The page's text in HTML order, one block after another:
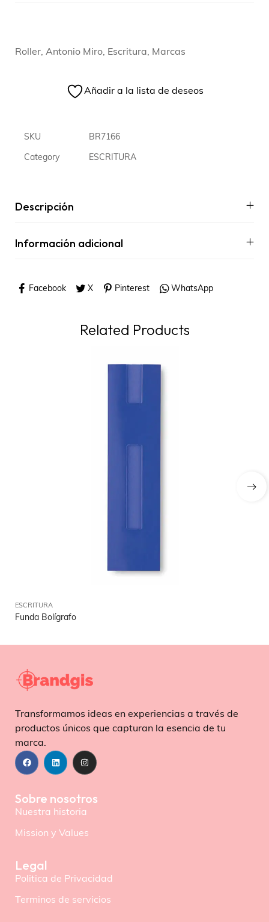
Roller, Antonio Miro, Escritura, Marcas
Añadir a la lista de deseos
SKU BR7166
Category ESCRITURA
Descripción
Información adicional
Facebook X Pinterest WhatsApp
Related Products
ESCRITURA
Funda Bolígrafo
Transformamos ideas en experiencias a través de
productos únicos que capturan la esencia de tu
marca.
Sobre nosotros
Nuestra historia
Mission y Values
Legal
Politica de Privacidad
Terminos de servicios